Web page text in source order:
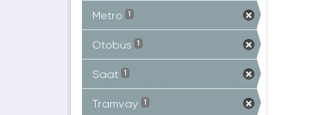
Metro 1
Otobüs 1
Saat 1
Tramvay 1